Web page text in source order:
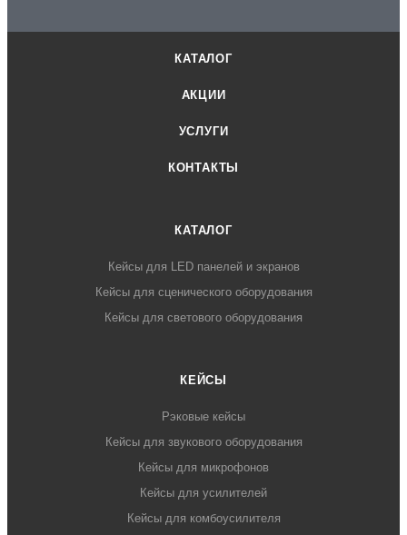
КАТАЛОГ
АКЦИИ
УСЛУГИ
КОНТАКТЫ
КАТАЛОГ
Кейсы для LED панелей и экранов
Кейсы для сценического оборудования
Кейсы для светового оборудования
КЕЙСЫ
Рэковые кейсы
Кейсы для звукового оборудования
Кейсы для микрофонов
Кейсы для усилителей
Кейсы для комбоусилителя